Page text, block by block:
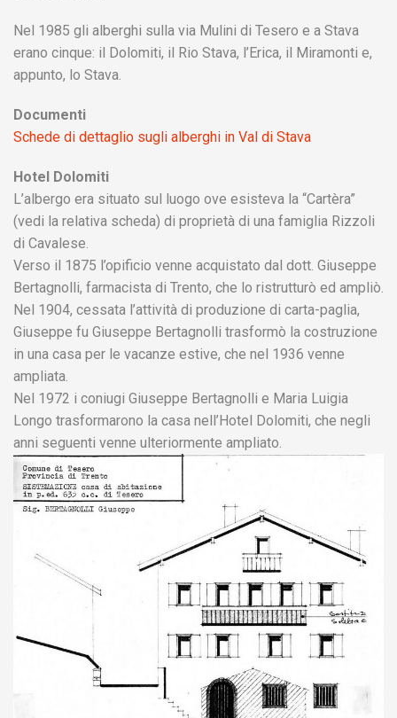
Nel 1985 gli alberghi sulla via Mulini di Tesero e a Stava
erano cinque: il Dolomiti, il Rio Stava, l’Erica, il Miramonti e,
appunto, lo Stava.
Documenti
Schede di dettaglio sugli alberghi in Val di Stava
Hotel Dolomiti
L’albergo era situato sul luogo ove esisteva la “Cartèra”
(vedi la relativa scheda) di proprietà di una famiglia Rizzoli
di Cavalese.
Verso il 1875 l’opificio venne acquistato dal dott. Giuseppe
Bertagnolli, farmacista di Trento, che lo ristrutturò ed ampliò.
Nel 1904, cessata l’attività di produzione di carta-paglia,
Giuseppe fu Giuseppe Bertagnolli trasformò la costruzione
in una casa per le vacanze estive, che nel 1936 venne
ampliata.
Nel 1972 i coniugi Giuseppe Bertagnolli e Maria Luigia
Longo trasformarono la casa nell’Hotel Dolomiti, che negli
anni seguenti venne ulteriormente ampliato.